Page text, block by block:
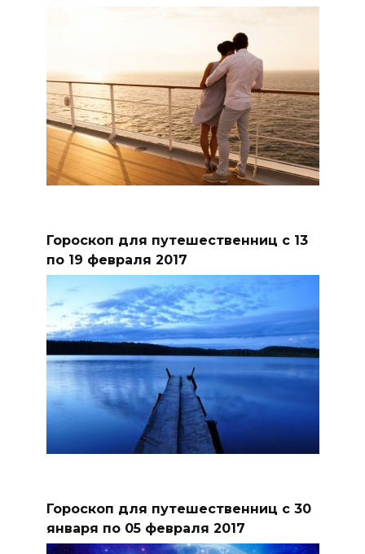
Гороскоп для путешественниц с 13
по 19 февраля 2017
Гороскоп для путешественниц с 30
января по 05 февраля 2017